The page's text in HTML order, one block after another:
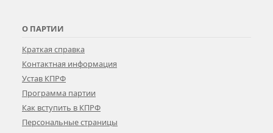
О ПАРТИИ
Краткая справка
Контактная информация
Устав КПРФ
Программа партии
Как вступить в КПРФ
Персональные страницы